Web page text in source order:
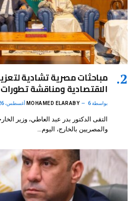
مباحثات مصرية تشادية
الاقتصادية ومناقشة
بواسطة MOHAMED ELARABY 6 أغسطس، 2026
التقى الدكتور بدر عبد العاطي، وزير
والمصريين بالخارج، اليوم…